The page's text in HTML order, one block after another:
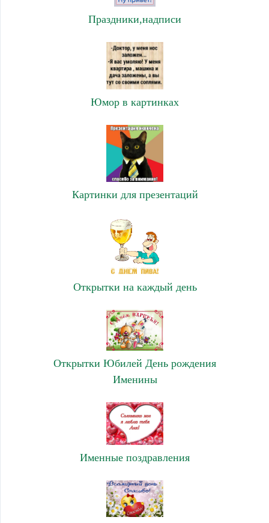
Праздники,надписи
Юмор в картинках
Картинки для презентаций
Открытки на каждый день
Открытки Юбилей День рождения
Именины
Именные поздравления